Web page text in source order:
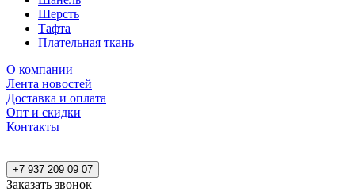
Шерсть
Тафта
Плательная ткань
О компании
Лента новостей
Доставка и оплата
Опт и скидки
Контакты
+7 937 209 09 07
Заказать звонок